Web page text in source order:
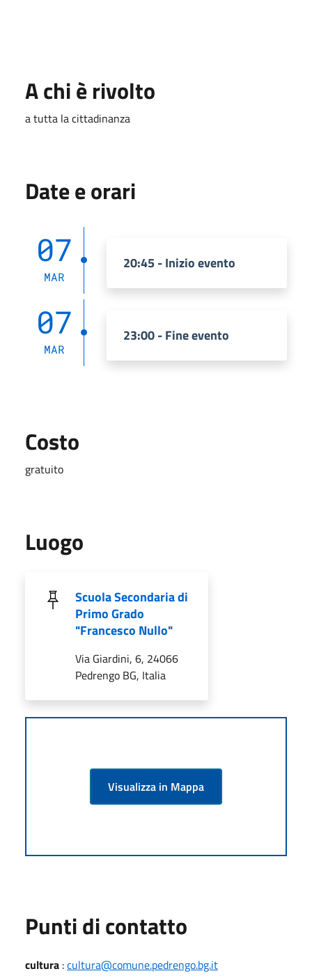
A chi è rivolto
a tutta la cittadinanza
Date e orari
07
MAR
20:45 - Inizio evento
07
MAR
23:00 - Fine evento
Costo
gratuito
Luogo
Scuola Secondaria di
Primo Grado
"Francesco Nullo"
Via Giardini, 6, 24066
Pedrengo BG, Italia
Visualizza in Mappa
Punti di contatto
cultura :cultura@comune.pedrengo.bg.it